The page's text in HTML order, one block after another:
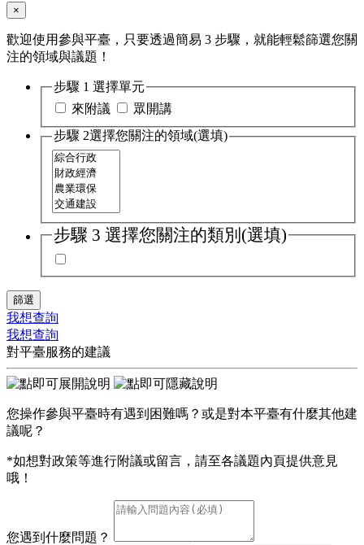
×
歡迎使用參與平臺，只要透過簡易 3 步驟，就能輕鬆篩選您關
注的領域與議題！
步驟 1 選擇單元
來附議
眾開講
步驟 2選擇您關注的領域(選填)
步驟 3 選擇您關注的類別(選填)
篩選
我想查詢
我想查詢
對平臺服務的建議
您操作參與平臺時有遇到困難嗎？或是對本平臺有什麼其他建
議呢？
*如想對政策等進行附議或留言，請至各議題內頁提供意見
哦！
您遇到什麼問題？